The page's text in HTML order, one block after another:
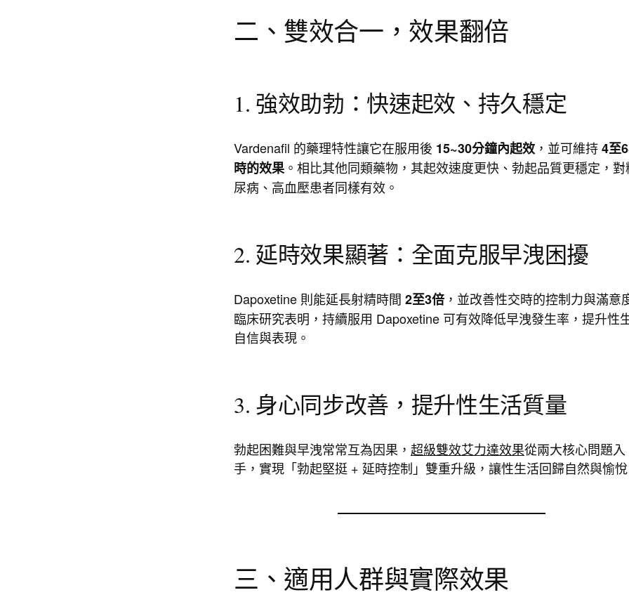
二、雙效合一，效果翻倍
1. 強效助勃：快速起效、持久穩定
Vardenafil 的藥理特性讓它在服用後 15~30分鐘內起效，並可維持4至
時的效果。相比其他同類藥物，其起效速度更快、勃起品質更穩定，對
尿病、高血壓患者同樣有效。
2. 延時效果顯著：全面克服早洩困擾
Dapoxetine 則能延長射精時間 2至3倍，並改善性交時的控制力與滿意
臨床研究表明，持續服用 Dapoxetine 可有效降低早洩發生率，提升性
自信與表現。
3. 身心同步改善，提升性生活質量
勃起困難與早洩常常互為因果， 超級雙效艾力達效果從兩大核心問題入
手，實現「勃起堅挺 + 延時控制」雙重升級，讓性生活回歸自然與愉悅
三、適用人群與實際效果